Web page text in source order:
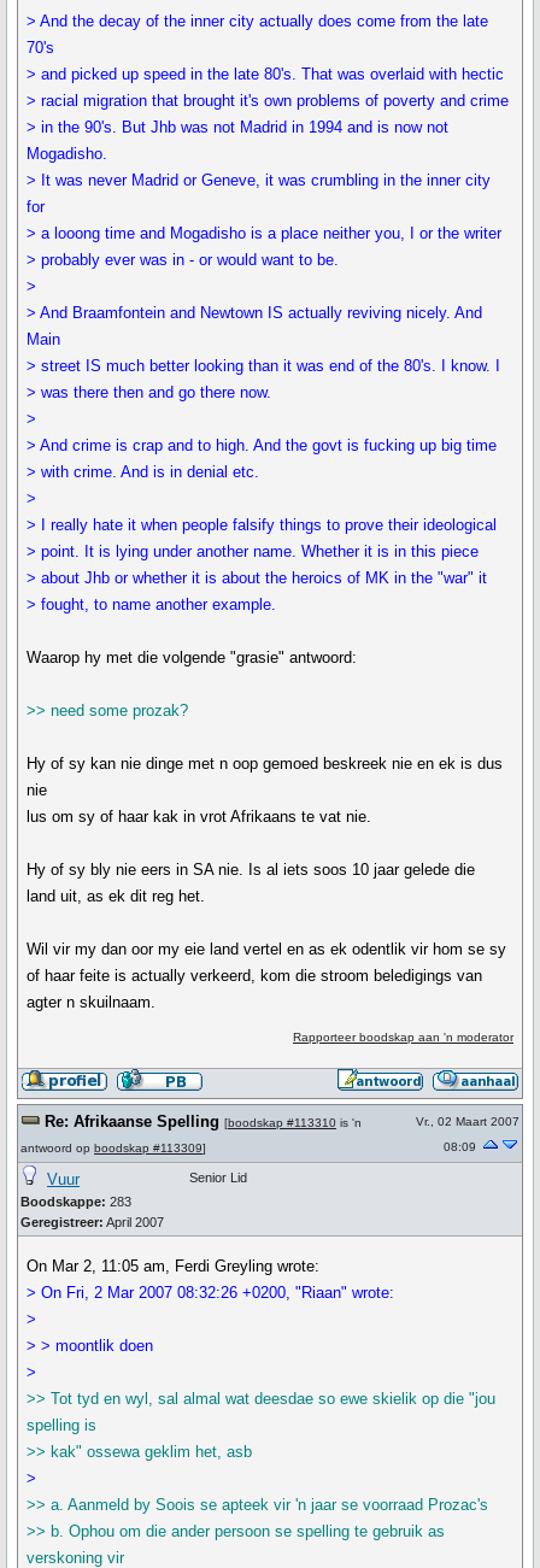
> And the decay of the inner city actually does come from the late
70's
> and picked up speed in the late 80's. That was overlaid with hectic
> racial migration that brought it's own problems of poverty and crime
> in the 90's. But Jhb was not Madrid in 1994 and is now not
Mogadisho.
> It was never Madrid or Geneve, it was crumbling in the inner city
for
> a looong time and Mogadisho is a place neither you, I or the writer
> probably ever was in - or would want to be.
>
> And Braamfontein and Newtown IS actually reviving nicely. And
Main
> street IS much better looking than it was end of the 80's. I know. I
> was there then and go there now.
>
> And crime is crap and to high. And the govt is fucking up big time
> with crime. And is in denial etc.
>
> I really hate it when people falsify things to prove their ideological
> point. It is lying under another name. Whether it is in this piece
> about Jhb or whether it is about the heroics of MK in the "war" it
> fought, to name another example.
Waarop hy met die volgende "grasie" antwoord:
>> need some prozak?
Hy of sy kan nie dinge met n oop gemoed beskreek nie en ek is dus
nie
lus om sy of haar kak in vrot Afrikaans te vat nie.
Hy of sy bly nie eers in SA nie. Is al iets soos 10 jaar gelede die
land uit, as ek dit reg het.
Wil vir my dan oor my eie land vertel en as ek odentlik vir hom se sy
of haar feite is actually verkeerd, kom die stroom beledigings van
agter n skuilnaam.
Rapporteer boodskap aan 'n moderator
Re: Afrikaanse Spelling [boodskap #113310 is 'n
antwoord op boodskap #113309]
Vr., 02 Maart 2007
08:09
Vuur
Boodskappe: 283
Geregistreer: April 2007
Senior Lid
On Mar 2, 11:05 am, Ferdi Greyling wrote:
> On Fri, 2 Mar 2007 08:32:26 +0200, "Riaan" wrote:
>
> > moontlik doen
>
>> Tot tyd en wyl, sal almal wat deesdae so ewe skielik op die "jou
spelling is
>> kak" ossewa geklim het, asb
>
>> a. Aanmeld by Soois se apteek vir 'n jaar se voorraad Prozac's
>> b. Ophou om die ander persoon se spelling te gebruik as
verskoning vir